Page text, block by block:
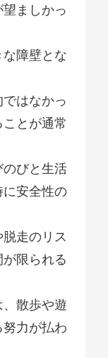
ましかっ
障壁とな
はなかっ
とが通常
のびと生活
安全性の
走のリス
限られる
、散歩や遊
力が払わ